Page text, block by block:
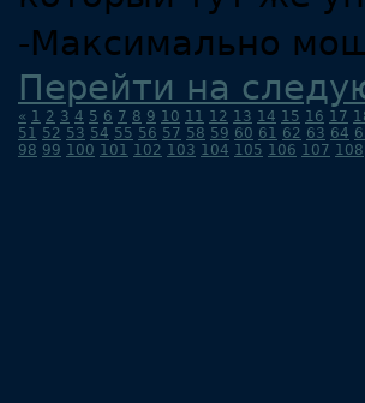
-Максимально
Перейти на
« 1 2 3 4 5 6 7 8 9 10 11 12 13 14 15 16 17
51 52 53 54 55 56 57 58 59 60 61 62 63 64
98 99 100 101 102 103 104 105 106 107 108